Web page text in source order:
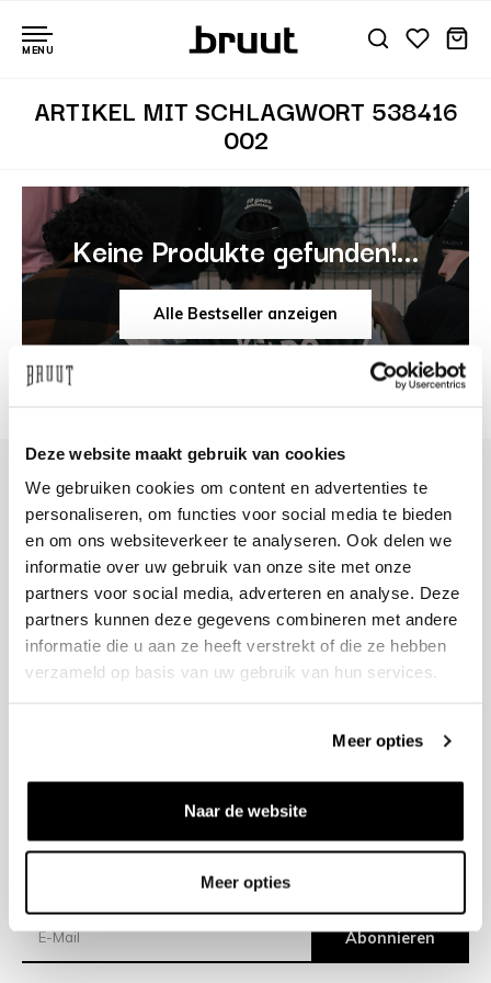
Deze website maakt gebruik van cookies
We gebruiken cookies om content en advertenties te
personaliseren, om functies voor social media te bieden
en om ons websiteverkeer te analyseren. Ook delen we
informatie over uw gebruik van onze site met onze
partners voor social media, adverteren en analyse. Deze
partners kunnen deze gegevens combineren met andere
informatie die u aan ze heeft verstrekt of die ze hebben
verzameld op basis van uw gebruik van hun services.
Meer opties
Naar de website
Meer opties
MENU
ARTIKEL MIT SCHLAGWORT 538416
002
Keine Produkte gefunden!...
Alle Bestseller anzeigen
+31 23 205 2006
info@bruut.nl
Kontakt Formular
Öffnen 11:00 - 18:30
ÖFFNUNGSZEITEN ANZEIGEN
Versand
Abonnieren